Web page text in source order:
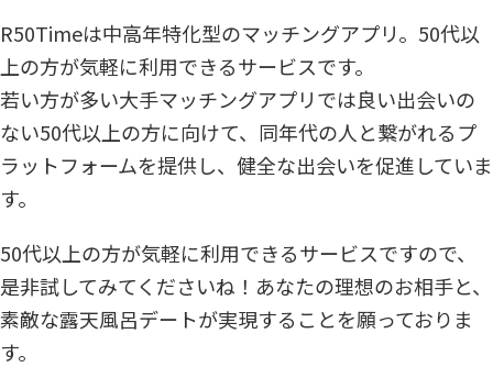
R50Timeは中高年特化型のマッチングアプリ。50代以
上の方が気軽に利用できるサービスです。
若い方が多い大手マッチングアプリでは良い出会いの
ない50代以上の方に向けて、同年代の人と繋がれるプ
ラットフォームを提供し、健全な出会いを促進していま
す。
50代以上の方が気軽に利用できるサービスですので、
是非試してみてくださいね！あなたの理想のお相手と、
素敵な露天風呂デートが実現することを願っておりま
す。